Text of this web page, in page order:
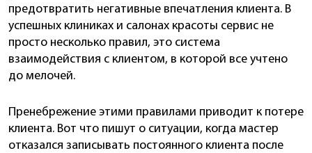
предотвратить негативные впечатления клиента. В
успешных клиниках и салонах красоты сервис не
просто несколько правил, это система
взаимодействия с клиентом, в которой все учтено
до мелочей.
Пренебрежение этими правилами приводит к потере
клиента. Вот что пишут о ситуации, когда мастер
отказался записывать постоянного клиента после